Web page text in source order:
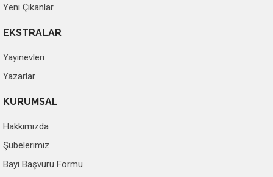
Yeni Çıkanlar
EKSTRALAR
Yayınevleri
Yazarlar
KURUMSAL
Hakkımızda
Şubelerimiz
Bayi Başvuru Formu